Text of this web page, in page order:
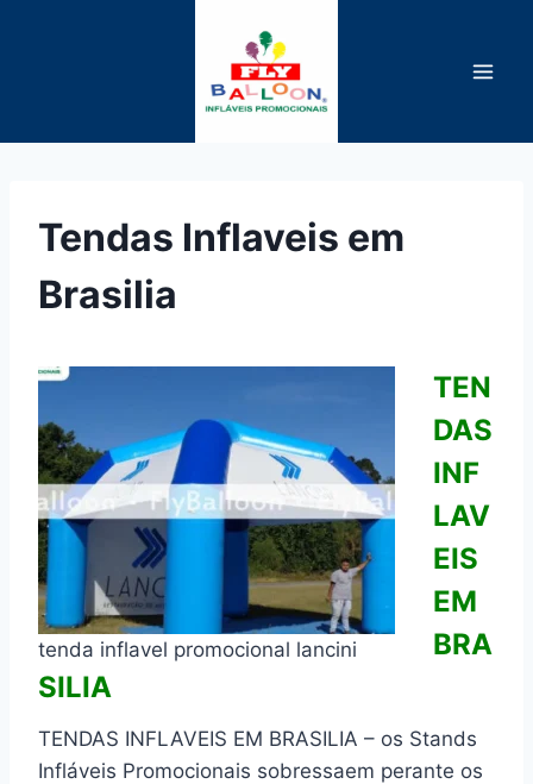
Tendas Inflaveis em
Brasilia
tenda inflavel promocional lancini
TEN
DAS
INF
LAV
EIS
EM
BRA
SILIA
TENDAS INFLAVEIS EM BRASILIA – os Stands
Infláveis Promocionais sobressaem perante os